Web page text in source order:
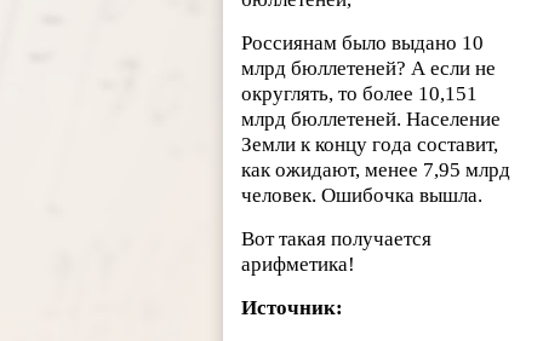
Россиянам было выдано 10
млрд бюллетеней? А если не
округлять, то более 10,151
млрд бюллетеней. Население
Земли к концу года составит,
как ожидают, менее 7,95 млрд
человек. Ошибочка вышла.
Вот такая получается
арифметика!
Источник: